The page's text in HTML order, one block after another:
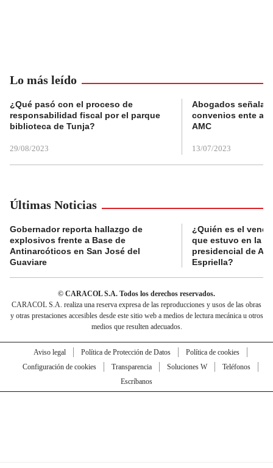
Lo más leído
¿Qué pasó con el proceso de
responsabilidad fiscal por el parque
biblioteca de Tunja?
29/08/2023
Abogados
convenios ente
AMC
13/07/2023
Últimas Noticias
Gobernador reporta hallazgo de
explosivos frente a Base de
Antinarcóticos en San José del
Guaviare
¿Quién es el
que estuvo en la
presidencial de
Espriella?
© CARACOL S.A. Todos los derechos reservados.
CARACOL S.A. realiza una reserva expresa de las reproducciones y usos de las obras
y otras prestaciones accesibles desde este sitio web a medios de lectura mecánica u otros
medios que resulten adecuados.
Aviso legal Política de Protección de Datos
Política de cookies
Configuración de cookies
Transparencia Soluciones W
Teléfonos
Escríbanos